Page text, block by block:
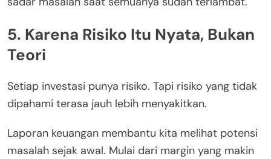
5. Karena Risiko Itu Nyata, Bukan
Teori
Setiap investasi punya risiko. Tapi risiko yang tidak
dipahami terasa jauh lebih menyakitkan.
Laporan keuangan membantu kita melihat potensi
masalah sejak awal. Mulai dari margin yang makin